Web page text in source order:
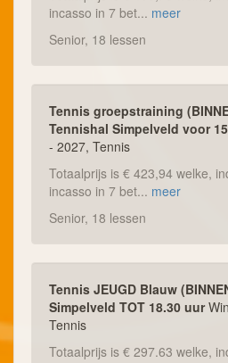
incasso in 7 bet... meer
Senior, 18 lessen
Tennis groepstraining
Tennishal Simpelveld voor
- 2027, Tennis
Totaalprijs is € 423,94 welke,
incasso in 7 bet... meer
Senior, 18 lessen
Tennis JEUGD Blauw
Simpelveld TOT 18.30 uur
Tennis
Totaalprijs is € 297.63 welke,